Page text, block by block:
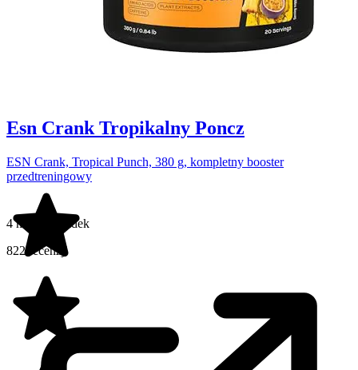
Esn Crank Tropikalny Poncz
ESN Crank, Tropical Punch, 380 g, kompletny booster
przedtreningowy
4 na 5 gwiazdek
822 recenzji